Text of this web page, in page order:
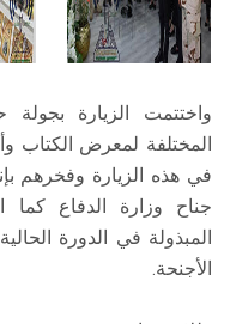
واختتمت الزيارة
المختلفة لمعرض الكتاب
في هذه الزيارة وفخرهم
جناح وزارة الدفاع كما
المبذولة في الدورة
الأجنحة.